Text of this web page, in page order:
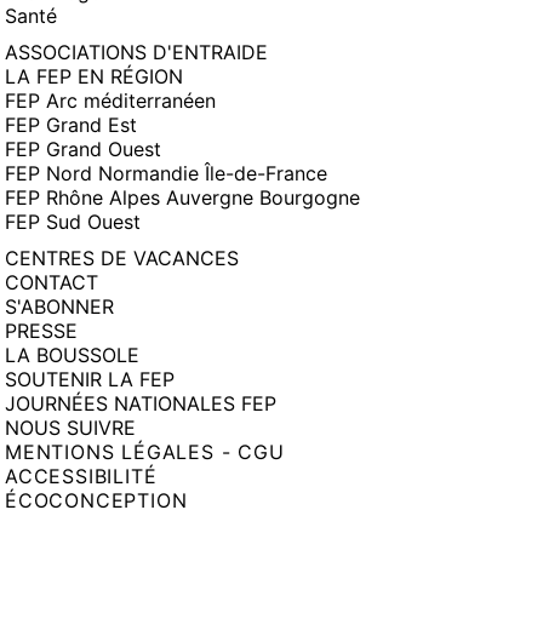
Santé
ASSOCIATIONS D'ENTRAIDE
LA FEP EN RÉGION
FEP Arc méditerranéen
FEP Grand Est
FEP Grand Ouest
FEP Nord Normandie Île-de-France
FEP Rhône Alpes Auvergne Bourgogne
FEP Sud Ouest
CENTRES DE VACANCES
CONTACT
S'ABONNER
PRESSE
LA BOUSSOLE
SOUTENIR LA FEP
JOURNÉES NATIONALES FEP
NOUS SUIVRE
MENTIONS LÉGALES - CGU
ACCESSIBILITÉ
ÉCOCONCEPTION